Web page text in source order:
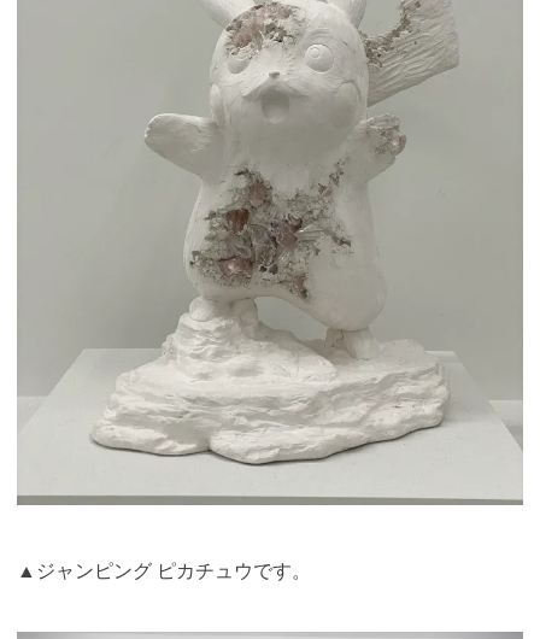
▲ジャンピング ピカチュウです。